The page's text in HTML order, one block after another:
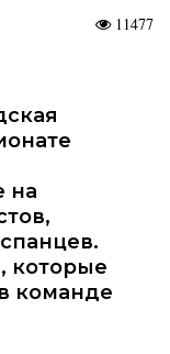
11477
на
которые
команде